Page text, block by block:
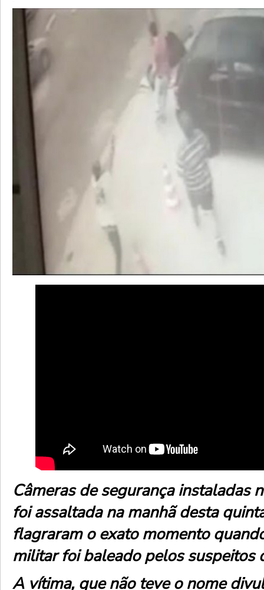
Câmeras de segurança instaladas
foi assaltada na manhã desta
flagraram o exato momento
militar foi baleado pelos suspeitos
A vítima, que não teve o nome